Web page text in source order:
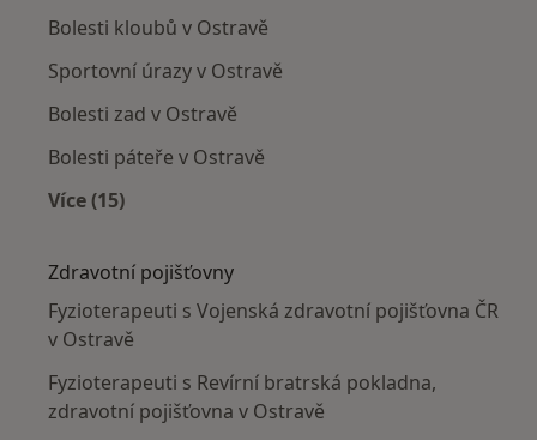
Bolesti kloubů v Ostravě
Sportovní úrazy v Ostravě
Bolesti zad v Ostravě
Bolesti páteře v Ostravě
Více (15)
Zdravotní pojišťovny
Fyzioterapeuti s Vojenská zdravotní pojišťovna ČR
v Ostravě
Fyzioterapeuti s Revírní bratrská pokladna,
zdravotní pojišťovna v Ostravě